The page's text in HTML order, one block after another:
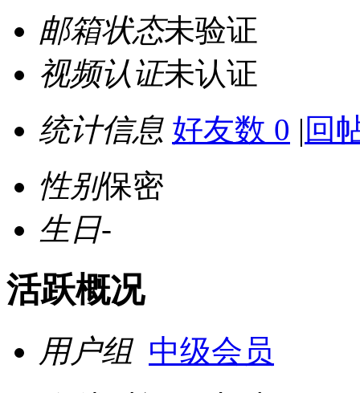
邮箱状态未验证
视频认证未认证
统计信息 好友数 0 | 回
性别保密
生日-
活跃概况
用户组 中级会员